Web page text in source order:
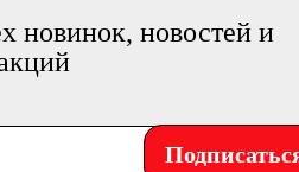
новинок, новостей и